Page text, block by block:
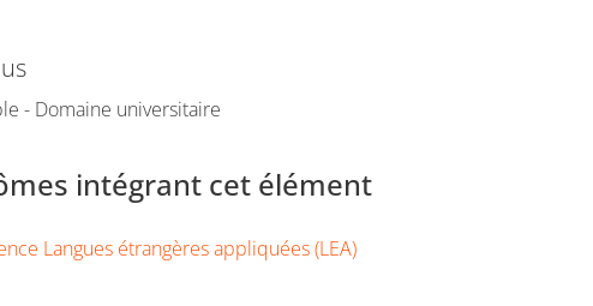
- Domaine universitaire
intégrant cet élément
Langues étrangères appliquées (LEA)